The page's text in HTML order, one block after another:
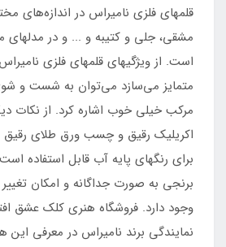
قلمهای فلزی نامیراس در اندازه‌های
مشقی، جلی و کتیبه و ... و در مدلهای
است. از ویژگیهای قلمهای فلزی
متمایز می‌سازد می‌توان به شست و
مرکب خیلی خوب اشاره کرد. از نکات
اکریلیک رقیق و چسب ورق طلای
برای رنگهای پایه آب قابل استفاده
برنجی به صورت جداگانه و امکان
وجود دارد. فروشگاه هنری کلک عشق
نمایندگی برند نامیراس در معرفی این